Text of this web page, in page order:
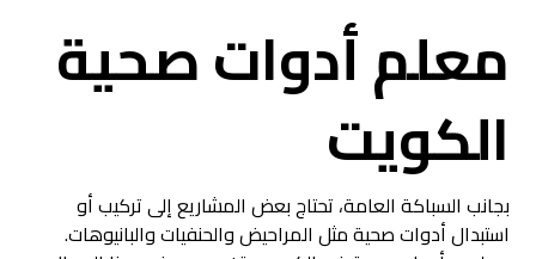
معلم أدوات صحية
الكويت
بجانب السباكة العامة، تحتاج بعض المشاريع إلى تركيب أو
استبدال أدوات صحية مثل المراحيض والحنفيات والبانيوهات.